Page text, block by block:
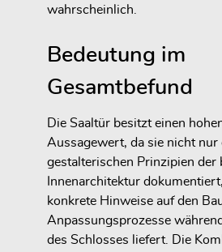
wahrscheinlich.
Bedeutung im
Gesamtbefund
Die Saaltür besitzt einen
Aussagewert, da sie nicht nur
gestalterischen Prinzipien der
Innenarchitektur
konkrete Hinweise auf den
Anpassungsprozesse
des Schlosses liefert. Die